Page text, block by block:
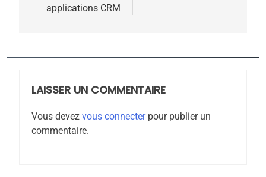
applications CRM
LAISSER UN COMMENTAIRE
Vous devez vous connecterpour publier un
commentaire.
2025, l’année la plus
rapport d’ADL contre
FRANCE ISRAÉL
6